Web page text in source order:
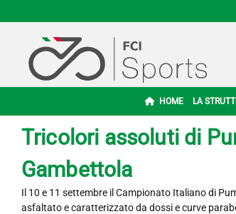
HOME LA
Tricolori assoluti di
Gambettola
Il 10 e 11 settembre il Campionato Italiano di
asfaltato e caratterizzato da dossi e curve